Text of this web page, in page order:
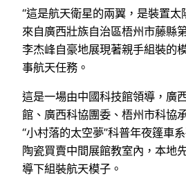
“這是航天衛星的兩翼，是裝置太
來自廣西壯族自治區梧州市藤縣
李杰峰自豪地展現著親手組裝的
事航天任務。
這是一場由中國科技館領導，廣
館、廣西科協團委、梧州市科協
“小村落的太空夢”科普年夜篷車
陶瓷買賣中間展館教室內，本地
導下組裝航天模子。